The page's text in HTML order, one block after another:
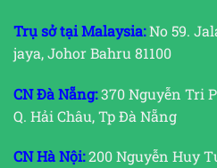
Trụ sở tại Malaysia:No 59.
jaya, Johor Bahru 81100
CN Đà Nẵng:370 Nguyễn Tri
Q. Hải Châu, Tp Đà Nẵng
CN Hà Nội:200 Nguyễn Huy